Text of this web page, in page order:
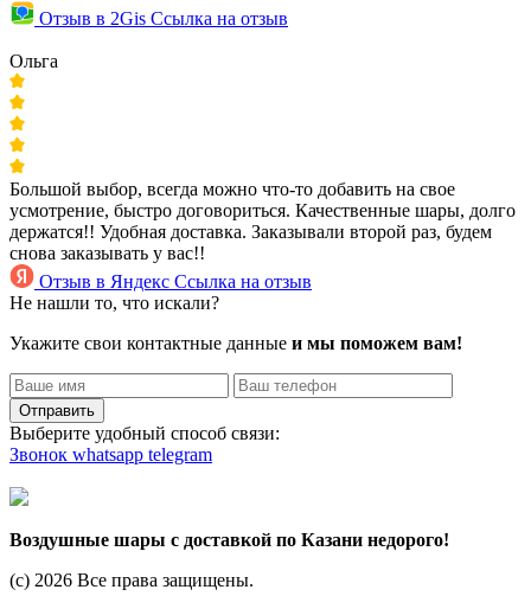
Отзыв в 2Gis Ссылка на отзыв
Ольга
Большой выбор, всегда можно что-то добавить на свое
усмотрение, быстро договориться. Качественные шары, долго
держатся!! Удобная доставка. Заказывали второй раз, будем
снова заказывать у вас!!
Отзыв в Яндекс Ссылка на отзыв
Не нашли то, что искали?
Укажите свои контактные данные и мы поможем вам!
Отправить
Выберите удобный способ связи:
Звонок whatsapp telegram
Воздушные шары с доставкой по Казани недорого!
(c) 2026 Все права защищены.